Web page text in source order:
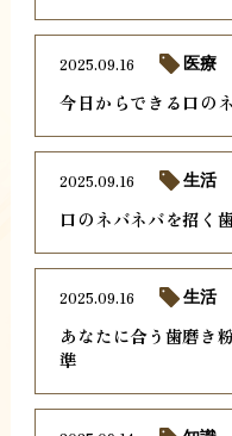
今日からできる口の
2025.09.16 医療
口のネバネバを招く
2025.09.16 生活
あなたに合う歯磨き
準
2025.09.16 生活